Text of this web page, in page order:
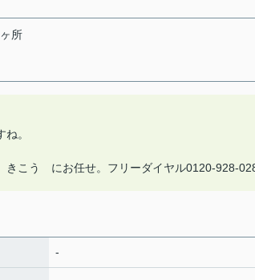
所
。
う にお任せ。フリーダイヤル0120-928-
-